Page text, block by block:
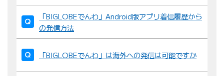
「BIGLOBEでんわ」Android版アプリ着信履歴から
の発信方法
「BIGLOBEでんわ」は海外への発信は可能ですか